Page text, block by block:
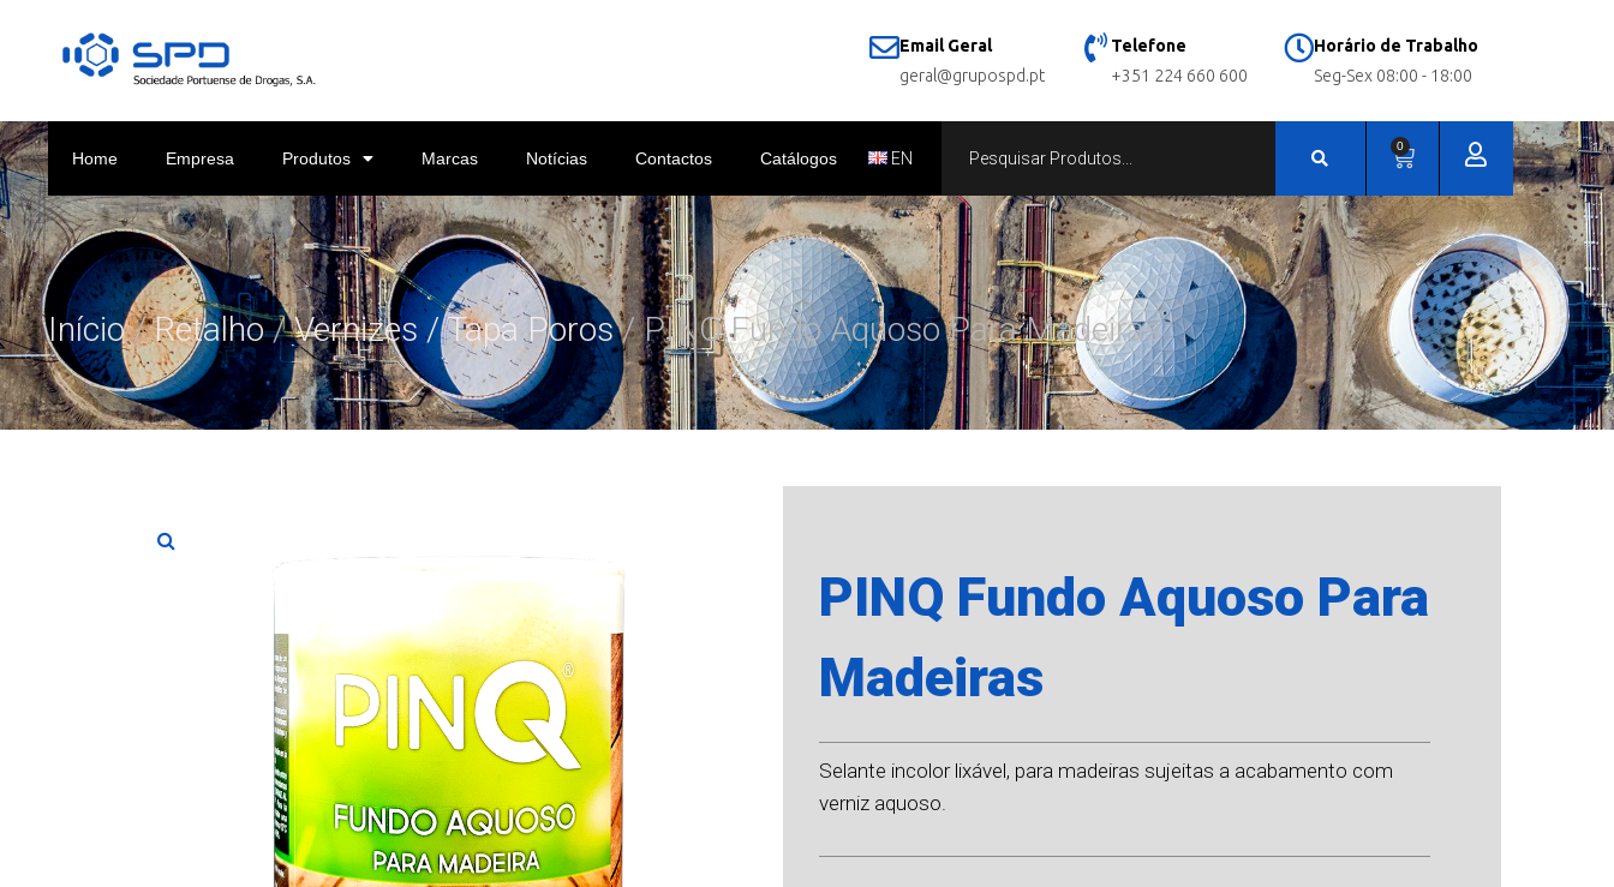
Email Geral
geral@grupospd.pt
Telefone
+351 224 660 600
Horário de Trabalho
Seg-Sex 08:00 - 18:00
Home Empresa Produtos Marcas Notícias Contactos Catálogos EN
0
Início/Retalho/Vernizes / Tapa Poros/ PINQ Fundo Aquoso Para Madeiras
PINQ Fundo Aquoso Para
Madeiras
Selante incolor lixável, para madeiras sujeitas a acabamento com
verniz aquoso.